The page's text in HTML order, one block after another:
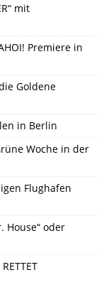
mit
Premiere in
Goldene
in Berlin
Woche in der
Flughafen
House“ oder